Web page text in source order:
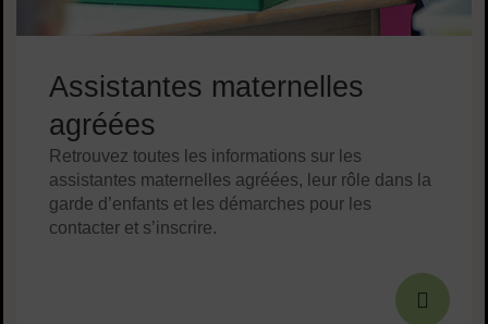
Assistantes maternelles
agréées
Retrouvez toutes les informations sur les
assistantes maternelles agréées, leur rôle dans la
garde d’enfants et les démarches pour les
contacter et s’inscrire.